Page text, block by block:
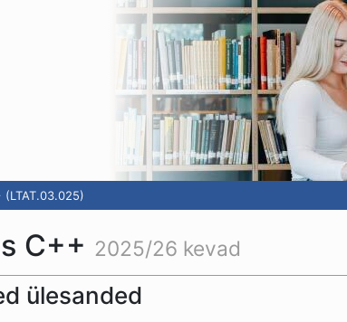
C++ 2025/26 kevad
ülesanded